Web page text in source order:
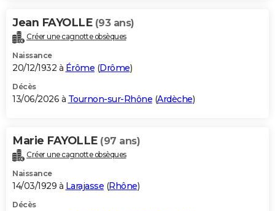
Jean FAYOLLE (93 ans)
Créer une cagnotte obsèques
Naissance
20/12/1932 à Érôme (Drôme)
Décès
13/06/2026 à Tournon-sur-Rhône (Ardèche)
Marie FAYOLLE (97 ans)
Créer une cagnotte obsèques
Naissance
14/03/1929 à Larajasse (Rhône)
Décès